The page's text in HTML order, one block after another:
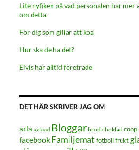
Lite nyfiken på vad personalen har mer
om detta
För dig som gillar att köa
Hur ska de ha det?
Elvis har alltid företräde
DET HÄR SKRIVER JAG OM
arla axfood Bloggar bröd choklad coop
facebook Familjemat fotboll frukt